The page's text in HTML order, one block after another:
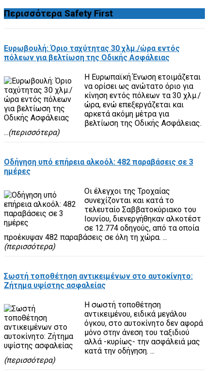
Περισσότερα Safety First
Ευρωβουλή: Όριο ταχύτητας 30 χλμ./ώρα εντός
πόλεων για βελτίωση της Οδικής Ασφάλειας
Η Ευρωπαϊκή Ένωση ετοιμάζεται
να ορίσει ως ανώτατο όριο για
κίνηση εντός πόλεων τα 30 χλμ./
ώρα, ενώ επεξεργάζεται και
αρκετά ακόμη μέτρα για
βελτίωση της Οδικής Ασφάλειας.
...(περισσότερα)
Οδήγηση υπό επήρεια αλκοόλ: 482 παραβάσεις σε 3
ημέρες
Οι έλεγχοι της Τροχαίας
συνεχίζονται και κατά το
τελευταίο Σαββατοκύριακο του
Ιουνίου, διενεργήθηκαν αλκοτέστ
σε 12.774 οδηγούς, από τα οποία
προέκυψαν 482 παραβάσεις σε όλη τη χώρα. ...
(περισσότερα)
Σωστή τοποθέτηση αντικειμένων στο αυτοκίνητο:
Ζήτημα υψίστης ασφαλείας
Η σωστή τοποθέτηση
αντικειμένου, ειδικά μεγάλου
όγκου, στο αυτοκίνητο δεν αφορά
μόνο στην άνεση του ταξιδιού
αλλά -κυρίως- την ασφάλειά μας
κατά την οδήγηση. ...
(περισσότερα)